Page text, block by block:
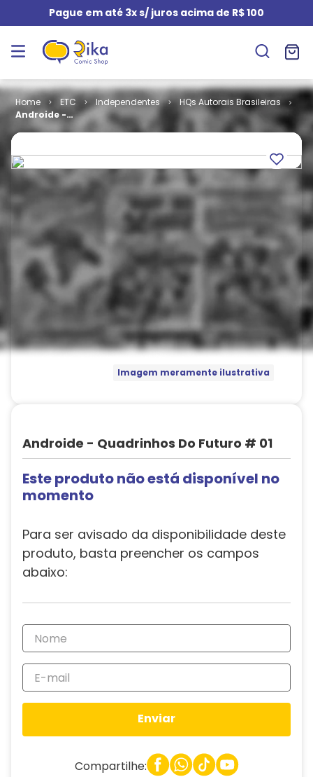
Pague em até 3x s/ juros acima de R$ 100
ETC Independentes
HQs Autorais Brasileiras
Androide -
Quadrinhos
Imagem meramente ilustrativa
Androide - Quadrinhos Do Futuro # 01
Este produto não está disponível no
momento
Para ser avisado da disponibilidade deste
produto, basta preencher os campos
abaixo:
Enviar
Compartilhe: